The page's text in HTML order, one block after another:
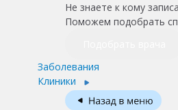
Не знаете к кому
Поможем подобрать
Заболевания
Клиники